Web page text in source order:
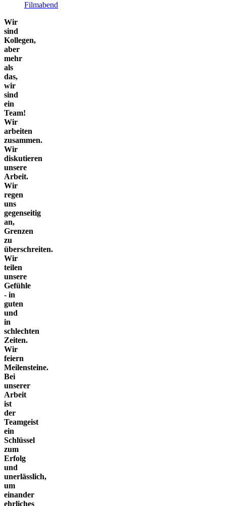
Filmabend
Wir
sind
Kollegen,
aber
mehr
als
das,
wir
sind
ein
Team!
Wir
arbeiten
zusammen.
Wir
diskutieren
unsere
Arbeit.
Wir
regen
uns
gegenseitig
an,
Grenzen
zu
überschreiten.
Wir
teilen
unsere
Gefühle
- in
guten
und
in
schlechten
Zeiten.
Wir
feiern
Meilensteine.
Bei
unserer
Arbeit
ist
der
Teamgeist
ein
Schlüssel
zum
Erfolg
und
unerlässlich,
um
einander
ehrliches